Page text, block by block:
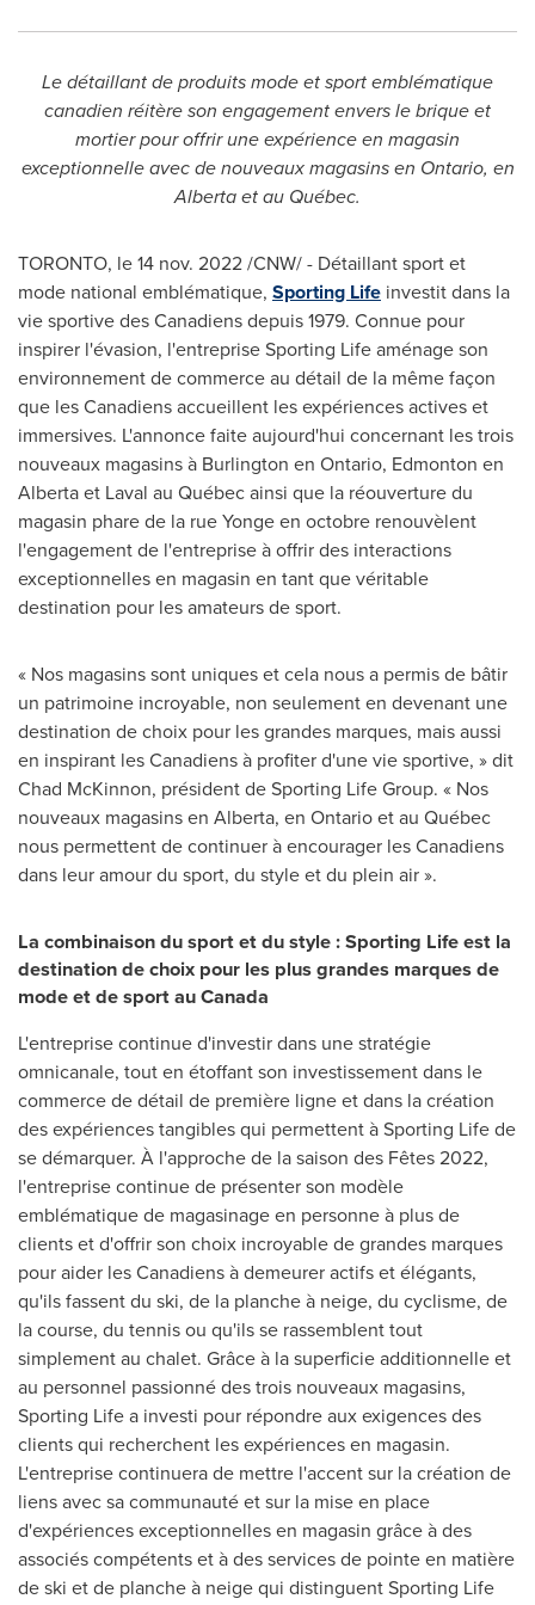
Le détaillant de produits mode et sport emblématique
canadien réitère son engagement envers le brique et
mortier pour offrir une expérience en magasin
exceptionnelle avec de nouveaux magasins en Ontario, en
Albertaet au Québec.
TORONTO, le14 nov. 2022/CNW/ - Détaillant sport et
mode national emblématique, Sporting Life investit dans la
vie sportive des Canadiens depuis 1979. Connue pour
inspirer l'évasion, l'entreprise Sporting Life aménage son
environnement de commerce au détail de la même façon
que les Canadiens accueillent les expériences actives et
immersives. L'annonce faite aujourd'hui concernant les trois
nouveaux magasins à Burlington en Ontario, Edmonton en
Albertaet Laval au Québec ainsi que la réouverture du
magasin phare de la rue Yonge en octobre renouvèlent
l'engagement de l'entreprise à offrir des interactions
exceptionnelles en magasin en tant que véritable
destination pour les amateurs de sport.
« Nos magasins sont uniques et cela nous a permis de bâtir
un patrimoine incroyable, non seulement en devenant une
destination de choix pour les grandes marques, mais aussi
en inspirant les Canadiens à profiter d'une vie sportive, » dit
Chad McKinnon, président de Sporting Life Group. « Nos
nouveaux magasins en Alberta, en Ontarioet au Québec
nous permettent de continuer à encourager les Canadiens
dans leur amour du sport, du style et du plein air ».
La combinaison du sport et du style : Sporting Life est la
destination de choix pour les plus grandes marques de
mode et de sport auCanada
L'entreprise continue d'investir dans une stratégie
omnicanale, tout en étoffant son investissement dans le
commerce de détail de première ligne et dans la création
des expériences tangibles qui permettent à Sporting Life de
se démarquer. À l'approche de la saison des Fêtes 2022,
l'entreprise continue de présenter son modèle
emblématique de magasinage en personne à plus de
clients et d'offrir son choix incroyable de grandes marques
pour aider les Canadiens à demeurer actifs et élégants,
qu'ils fassent du ski, de la planche à neige, du cyclisme, de
la course, du tennis ou qu'ils se rassemblent tout
simplement au chalet. Grâce à la superficie additionnelle et
au personnel passionné des trois nouveaux magasins,
Sporting Life a investi pour répondre aux exigences des
clients qui recherchent les expériences en magasin.
L'entreprise continuera de mettre l'accent sur la création de
liens avec sa communauté et sur la mise en place
d'expériences exceptionnelles en magasin grâce à des
associés compétents et à des services de pointe en matière
de ski et de planche à neige qui distinguent Sporting Life